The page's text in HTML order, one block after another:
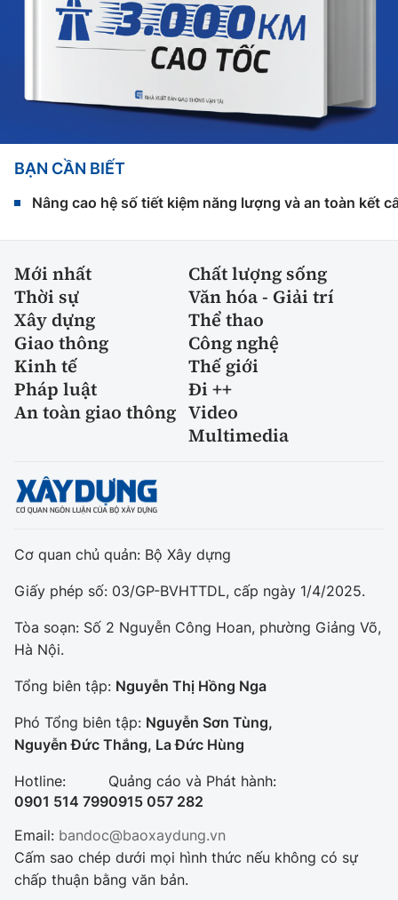
BẠN CẦN BIẾT
Nâng cao hệ số tiết kiệm năng lượng và an toàn kết
Mới nhất
Chất lượng sống
Thời sự
Văn hóa - Giải trí
Xây dựng
Thể thao
Giao thông
Công nghệ
Kinh tế
Thế giới
Pháp luật
Đi ++
An toàn giao thông Video
Multimedia
Cơ quan chủ quản: Bộ Xây dựng
Giấy phép số: 03/GP-BVHTTDL, cấp ngày 1/4/2025.
Tòa soạn: Số 2 Nguyễn Công Hoan, phường Giảng Võ,
Hà Nội.
Tổng biên tập: Nguyễn Thị Hồng Nga
Phó Tổng biên tập: Nguyễn Sơn Tùng,
Nguyễn Đức Thắng, La Đức Hùng
Hotline:
0901 514 799
Quảng cáo và Phát hành:
0915 057 282
Email: bandoc@baoxaydung.vn
Cấm sao chép dưới mọi hình thức nếu không có sự
chấp thuận bằng văn bản.